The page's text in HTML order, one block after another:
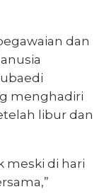
dan
menghadiri
libur dan
meski di hari